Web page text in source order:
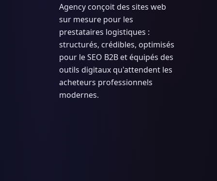
Agency conçoit des sites web
sur mesure pour les
prestataires logistiques :
structurés, crédibles, optimisés
pour le SEO B2B et équipés des
outils digitaux qu'attendent les
acheteurs professionnels
modernes.